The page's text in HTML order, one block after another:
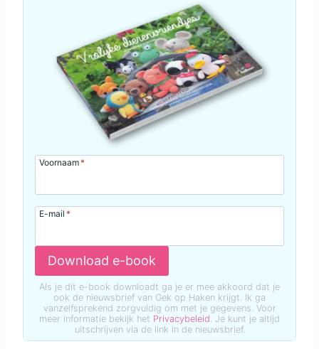
Voornaam*
E-mail *
Download e-book
Als je dit e-book downloadt ga je er mee akkoord dat je
ook de nieuwsbrief van Gek op Haken krijgt. Ik ga
vanzelfsprekend zorgvuldig om met je gegevens. Voor
meer informatie bekijk het Privacybeleid. Je kunt je altijd
uitschrijven via de link in de nieuwsbrief.